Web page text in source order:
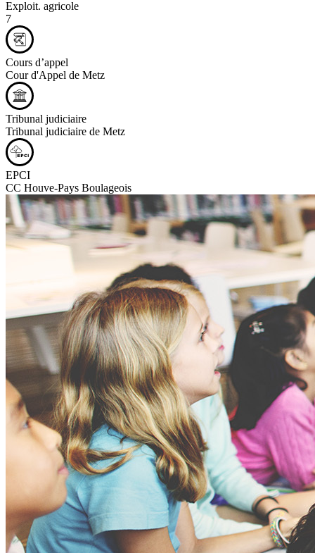
Exploit. agricole
7
Cours d’appel
Cour d'Appel de Metz
Tribunal judiciaire
Tribunal judiciaire de Metz
EPCI
CC Houve-Pays Boulageois